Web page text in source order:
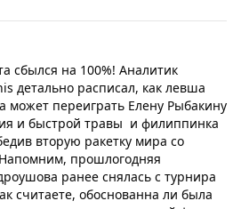
сбылся на 100%! Аналитик
детально расписал, как левша
может переиграть Елену Рыбакину
и быстрой травы и филиппинка
вторую ракетку мира со
прошлогодняя
ранее снялась с турнира
считаете, обоснованна ли была